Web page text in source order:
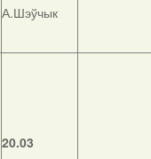
А.Шэўчык
20.03